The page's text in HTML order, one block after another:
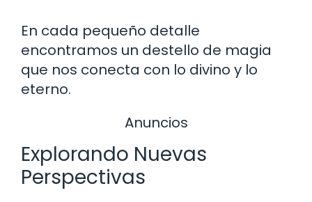
En cada pequeño detalle
encontramos un destello de magia
que nos conecta con lo divino y lo
eterno.
Anuncios
Explorando Nuevas
Perspectivas